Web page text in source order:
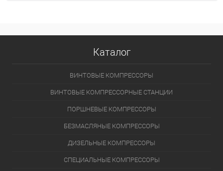
Каталог
ВИНТОВЫЕ КОМПРЕССОРЫ
ВИНТОВЫЕ КОМПРЕССОРНЫЕ СТАНЦИИ
ПОРШНЕВЫЕ КОМПРЕССОРЫ
БЕЗМАСЛЯНЫЕ КОМПРЕССОРЫ
ДИЗЕЛЬНЫЕ КОМПРЕССОРЫ
СПЕЦИАЛЬНЫЕ КОМПРЕССОРЫ